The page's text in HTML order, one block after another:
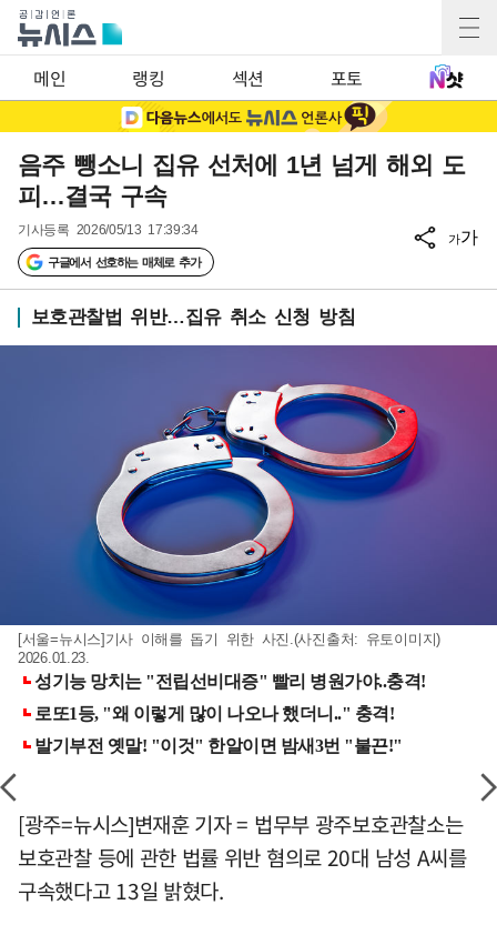
메인 랭킹 섹션 포토
음주 뺑소니 집유 선처에 1년 넘게 해외 도
피…결국 구속
기사등록 2026/05/13 17:39:34
구글에서 선호하는 매체로 추가
가가
보호관찰법 위반…집유 취소 신청 방침
[서울=뉴시스]기사 이해를 돕기 위한 사진.(사진출처: 유토이미지)
2026.01.23.
[광주=뉴시스]변재훈 기자 = 법무부 광주보호관찰소는
보호관찰 등에 관한 법률 위반 혐의로 20대 남성 A씨를
구속했다고 13일 밝혔다.